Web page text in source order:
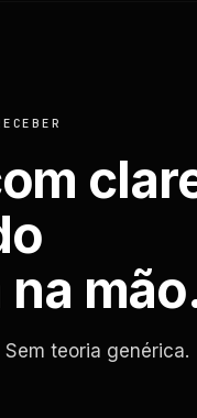
teoria genérica.